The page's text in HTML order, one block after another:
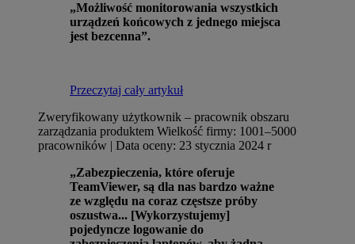
„Możliwość monitorowania wszystkich
urządzeń końcowych z jednego miejsca
jest bezcenna”.
Przeczytaj cały artykuł
Zweryfikowany użytkownik – pracownik obszaru
zarządzania produktem Wielkość firmy: 1001–5000
pracowników | Data oceny: 23 stycznia 2024 r
„Zabezpieczenia, które oferuje
TeamViewer, są dla nas bardzo ważne
ze względu na coraz częstsze próby
oszustwa... [Wykorzystujemy]
pojedyncze logowanie do